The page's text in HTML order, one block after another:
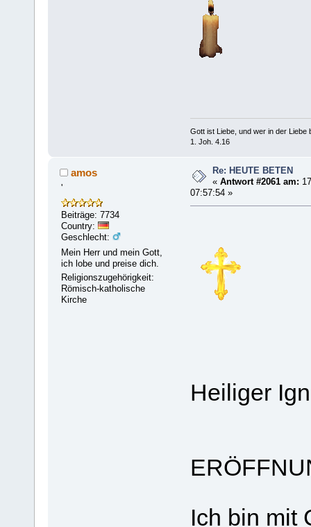
Gott ist Liebe, und wer in der Liebe
1. Joh. 4.16
amos
'
Beiträge: 7734
Country:
Geschlecht:
Mein Herr und mein Gott,
ich lobe und preise dich.
Religionszugehörigkeit:
Römisch-katholische
Kirche
Re: HEUTE BETEN
«Antwort #2061 am:
07:57:54 »
Heiliger
Ich bin mit